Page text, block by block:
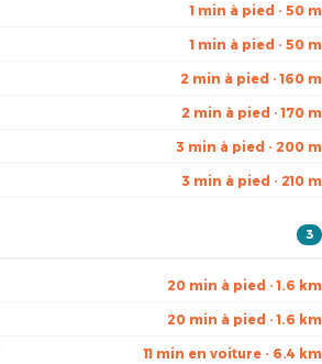
1 min à pied · 50 m
1 min à pied · 50 m
2 min à pied · 160 m
2 min à pied · 170 m
3 min à pied · 200 m
3 min à pied · 210 m
3
20 min à pied · 1.6 km
20 min à pied · 1.6 km
11 min en voiture · 6.4 km